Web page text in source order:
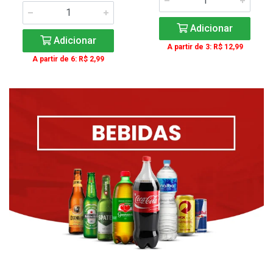
Adicionar
A partir de 6: R$ 2,99
Adicionar
A partir de 3: R$ 12,99